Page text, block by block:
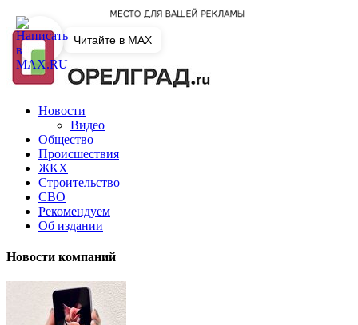
Новости
Видео
Общество
Происшествия
ЖКХ
Строительство
СВО
Рекомендуем
Об издании
Новости компаний
Читайте в MAX